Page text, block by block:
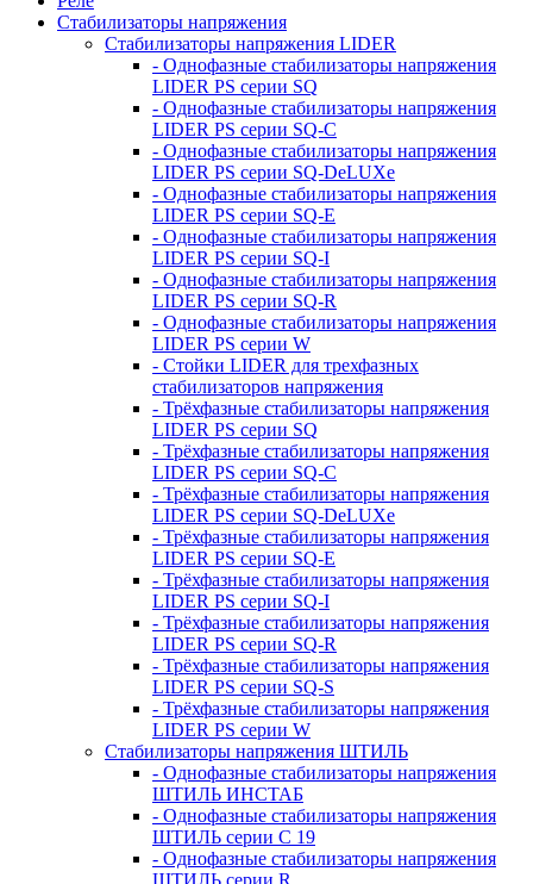
Стабилизаторы напряжения
Стабилизаторы напряжения LIDER
- Однофазные стабилизаторы напряжения
LIDER PS серии SQ
- Однофазные стабилизаторы напряжения
LIDER PS серии SQ-C
- Однофазные стабилизаторы напряжения
LIDER PS серии SQ-DeLUXe
- Однофазные стабилизаторы напряжения
LIDER PS серии SQ-E
- Однофазные стабилизаторы напряжения
LIDER PS серии SQ-I
- Однофазные стабилизаторы напряжения
LIDER PS серии SQ-R
- Однофазные стабилизаторы напряжения
LIDER PS серии W
- Стойки LIDER для трехфазных
стабилизаторов напряжения
- Трёхфазные стабилизаторы напряжения
LIDER PS серии SQ
- Трёхфазные стабилизаторы напряжения
LIDER PS серии SQ-C
- Трёхфазные стабилизаторы напряжения
LIDER PS серии SQ-DeLUXe
- Трёхфазные стабилизаторы напряжения
LIDER PS серии SQ-E
- Трёхфазные стабилизаторы напряжения
LIDER PS серии SQ-I
- Трёхфазные стабилизаторы напряжения
LIDER PS серии SQ-R
- Трёхфазные стабилизаторы напряжения
LIDER PS серии SQ-S
- Трёхфазные стабилизаторы напряжения
LIDER PS серии W
Стабилизаторы напряжения ШТИЛЬ
- Однофазные стабилизаторы напряжения
ШТИЛЬ ИНСТАБ
- Однофазные стабилизаторы напряжения
ШТИЛЬ серии C 19
- Однофазные стабилизаторы напряжения
ШТИЛЬ серии R